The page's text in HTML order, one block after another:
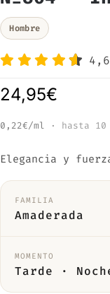
Hombre
4,6
24,95€
0,22€/ml · hasta 10
Elegancia y
FAMILIA
Amaderada
MOMENTO
Tarde ·